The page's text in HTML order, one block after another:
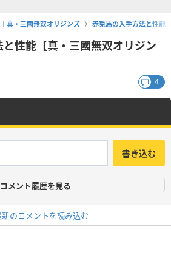
真・三國無双オリジンズ 赤兎馬の入手方法と性能
性能【真・三國無双オリジン
4
書き込む
コメント履歴を見る
のコメントを読み込む